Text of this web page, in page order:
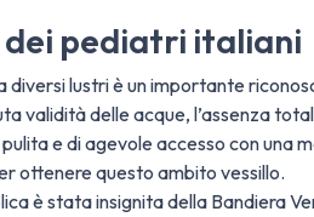
dei pediatri italiani
diversi lustri è un importante
validità delle acque, l’assenza
e di agevole accesso con una
ottenere questo ambito vessillo.
è stata insignita della Bandiera